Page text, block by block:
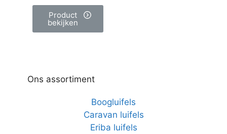
Product
bekijken
Ons assortiment
Boogluifels
Caravan luifels
Eriba luifels